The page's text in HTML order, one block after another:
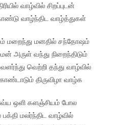
வாழ்வில் சிறப்புடன்
வாழ்ந்திட வாழ்த்துகள்
மறைந்து மனதில் சந்தோஷம்
அருள் வந்து நிறைந்திடும்
வெற்றி தந்து வாழ்வில்
திருவிழா வாழ்க
ஒளி களஞ்சியம் போல
பக்தி மலர்ந்திட வாழ்வில்